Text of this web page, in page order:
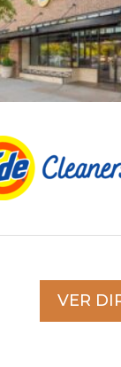
VER